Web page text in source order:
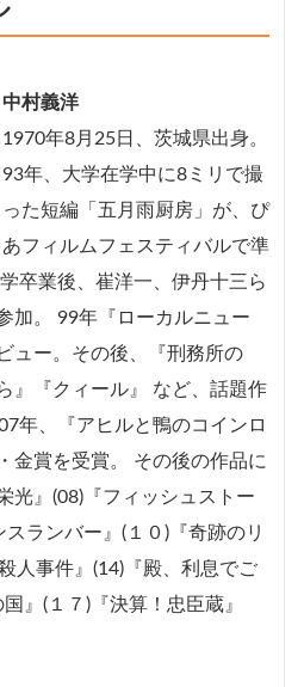
中村義洋
1970年8月25日、茨城県出身。
93年、大学在学中に8ミリで撮
った短編「五月雨厨房」が、ぴ
あフィルムフェスティバルで準
卒業後、崔洋一、伊丹十三ら
加。 99年『ローカルニュー
ュー。その後、『刑務所の
』『クィール』 など、話題作
年、『アヒルと鴨のコインロ
金賞を受賞。 その後の作品に
光』(08)『フィッシュストー
ランバー』(１０)『奇跡のリ
人事件』(14)『殿、利息でご
』(１７)『決算！忠臣蔵』